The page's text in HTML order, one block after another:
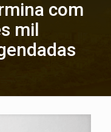
com
mil